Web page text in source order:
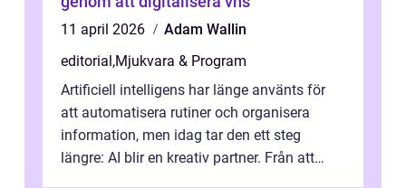
11 april 2026
Adam Wallin
editorial,Mjukvara & Program
Artificiell intelligens har länge använts för
att automatisera rutiner och organisera
information, men idag tar den ett steg
längre: AI blir en kreativ partner. Från att